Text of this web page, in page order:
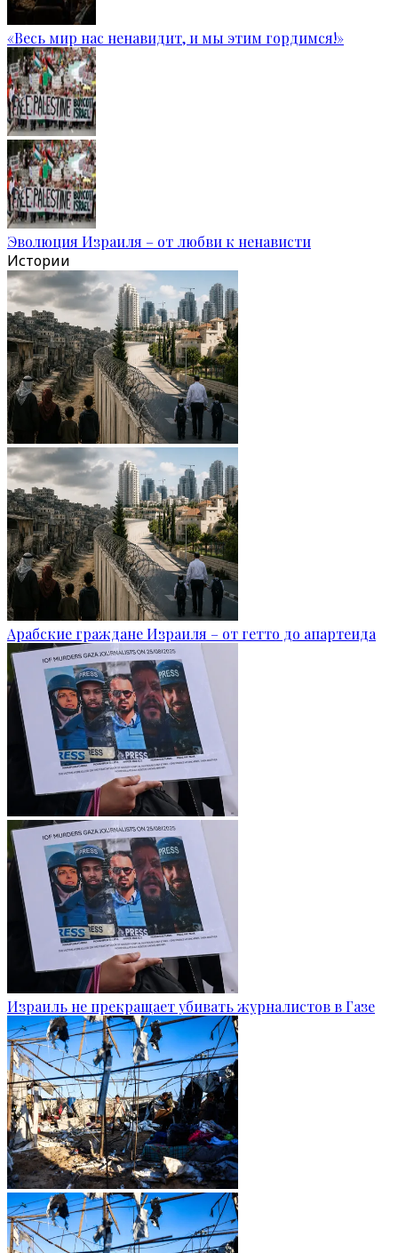
«Весь мир нас ненавидит, и мы этим гордимся!»
Эволюция Израиля – от любви к ненависти
Истории
Арабские граждане Израиля – от гетто до апартеида
Израиль не прекращает убивать журналистов в Газе